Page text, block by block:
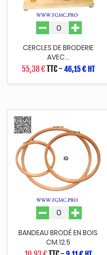
CERCLES DE BRODERIE
AVEC...
55,38 €TTC-46,15 € HT
BANDEAU BRODÉ EN BOIS
CM.12.5